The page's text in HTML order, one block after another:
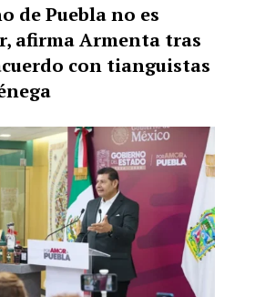
de Puebla no es
afirma Armenta tras
con tianguistas